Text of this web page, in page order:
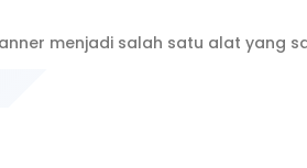
menjadi salah satu alat yang